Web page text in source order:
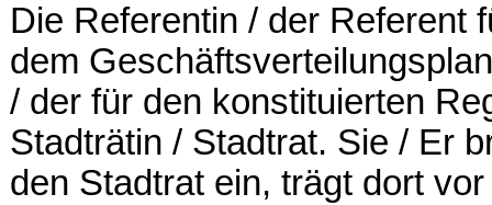
Die Referentin / der Referent
dem
/ der für den konstituierten
Stadträtin / Stadtrat. Sie / Er
den Stadtrat ein, trägt dort